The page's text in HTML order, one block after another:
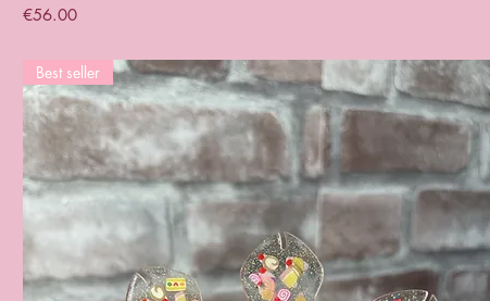
Price
€56.00
Best seller